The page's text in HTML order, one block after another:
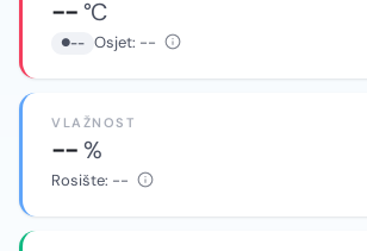
--°C
-- Osjet: --
VLAŽNOST
--%
Rosište: --